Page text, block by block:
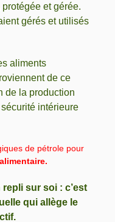
et gérée.
gérés et utilisés
aliments
de ce
de la production
intérieure
de pétrole pour
sur soi : c’est
qui allège le